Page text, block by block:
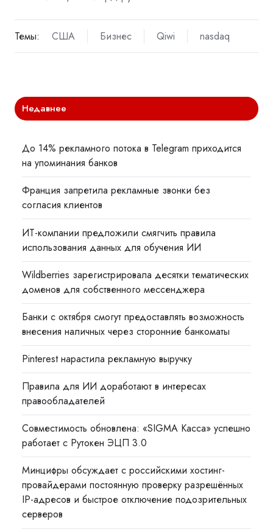
Темы: США Бизнес Qiwi nasdaq
Недавнее
До 14% рекламного потока в Telegram приходится
на упоминания банков
Франция запретила рекламные звонки без
согласия клиентов
ИТ-компании предложили смягчить правила
использования данных для обучения ИИ
Wildberries зарегистрировала десятки тематических
доменов для собственного мессенджера
Банки с октября смогут предоставлять возможность
внесения наличных через сторонние банкоматы
Pinterest нарастила рекламную выручку
Правила для ИИ доработают в интересах
правообладателей
Совместимость обновлена: «SIGMA Касса» успешно
работает с Рутокен ЭЦП 3.0
Минцифры обсуждает с российскими хостинг-
провайдерами постоянную проверку разрешённых
IP-адресов и быстрое отключение подозрительных
серверов